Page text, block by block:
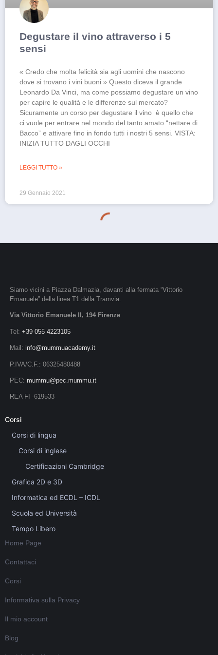
Degustare il vino attraverso i 5
sensi
« Credo che molta felicità sia agli uomini che nascono
dove si trovano i vini buoni » Questo diceva il grande
Leonardo Da Vinci, ma come possiamo degustare un vino
per capire le qualità e le differenze sul mercato?
Sicuramente un corso per degustare il vino è quello che
ci vuole per entrare nel mondo del tanto amato “nettare di
Bacco” e attivare fino in fondo tutti i nostri 5 sensi. VISTA:
INIZIA TUTTO DAGLI OCCHI
LEGGI TUTTO »
29 Gennaio 2021
Siamo vicini a Piazza Dalmazia, davanti alla fermata “Vittorio
Emanuele” della linea T1 della Tramvia.
Via Vittorio Emanuele II, 194 Firenze
Tel: +39 055 4223105
Mail: info@mummuacademy.it
P.IVA/C.F.: 06325480488
PEC: mummu@pec.mummu.it
REA FI -619533
Corsi
Corsi di lingua
Corsi di inglese
Certificazioni Cambridge
Grafica 2D e 3D
Informatica ed ECDL – ICDL
Scuola ed Università
Tempo Libero
Home Page
Contattaci
Corsi
Informativa sulla Privacy
Il mio account
Blog